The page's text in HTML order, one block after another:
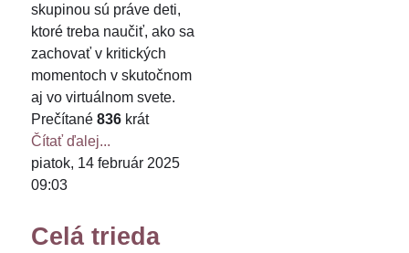
skupinou sú práve deti,
ktoré treba naučiť, ako sa
zachovať v kritických
momentoch v skutočnom
aj vo virtuálnom svete.
Prečítané 836 krát
Čítať ďalej...
piatok, 14 február 2025
09:03
Celá trieda